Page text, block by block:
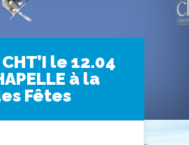
le 12.04
à la
Fêtes